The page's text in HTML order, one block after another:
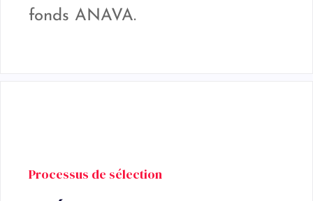
fonds ANAVA.
Processus de sélection